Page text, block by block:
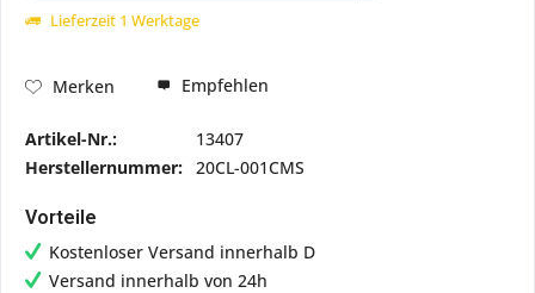
Lieferzeit 1 Werktage
Merken Empfehlen
Artikel-Nr.:
13407
Herstellernummer: 20CL-001CMS
Vorteile
Kostenloser Versand innerhalb D
Versand innerhalb von 24h